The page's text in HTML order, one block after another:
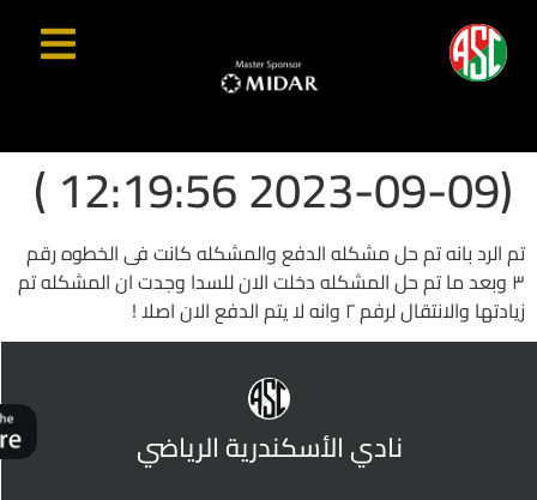
(2023-09-09 12:19:56 )
تم الرد بانه تم حل مشكله الدفع والمشكله كانت فى الخطوه رقم
٣ وبعد ما تم حل المشكله دخلت الان للسدا وجدت ان المشكله تم
زيادتها والانتقال لرفم ٢ وانه لا يتم الدفع الان اصلا !
نادي الأسكندرية الرياضي